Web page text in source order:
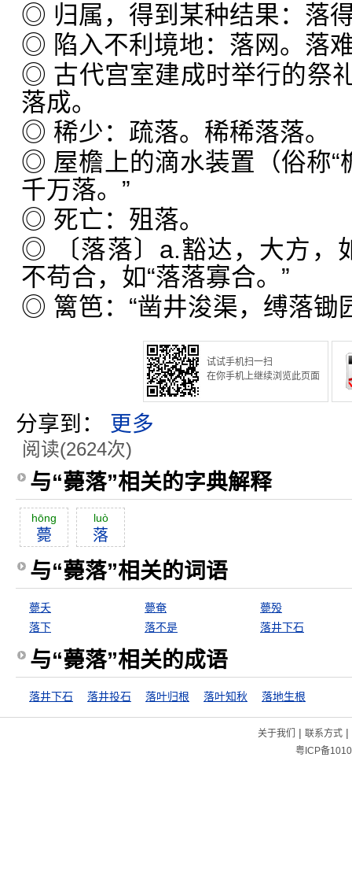
◎ 归属，得到某种结果：落
◎ 陷入不利境地：落网。落
◎ 古代宫室建成时举行的祭
落成。
◎ 稀少：疏落。稀稀落落。
◎ 屋檐上的滴水装置（俗称“
千万落。”
◎ 死亡：殂落。
◎ 〔落落〕a.豁达，大方，
不苟合，如“落落寡合。”
◎ 篱笆：“凿井浚渠，缚落锄
试试手机扫一扫
在你手机上继续浏览此页面
分享到： 更多
阅读(2624次)
与“薨落”相关的字典解释
hōng
薨
luò
落
与“薨落”相关的词语
薨夭 薨奄
薨殁
落下
落不是 落井下石
与“薨落”相关的成语
落井下石 落井投石 落叶归根 落叶知秋 落地生根
关于我们 | 联系方式|
粤ICP备